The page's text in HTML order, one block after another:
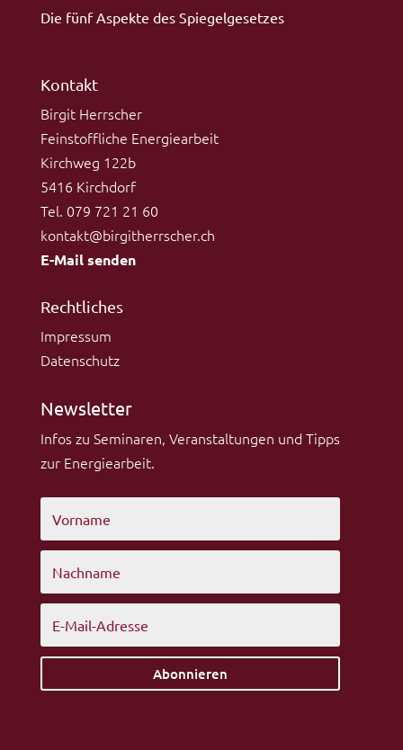
Die fünf Aspekte des Spiegelgesetzes
Kontakt
Birgit Herrscher
Feinstoffliche Energiearbeit
Kirchweg 122b
5416 Kirchdorf
Tel. 079 721 21 60
kontakt@birgitherrscher.ch
E-Mail senden
Rechtliches
Impressum
Datenschutz
Newsletter
Infos zu Seminaren, Veranstaltungen und Tipps
zur Energiearbeit.
Abonnieren